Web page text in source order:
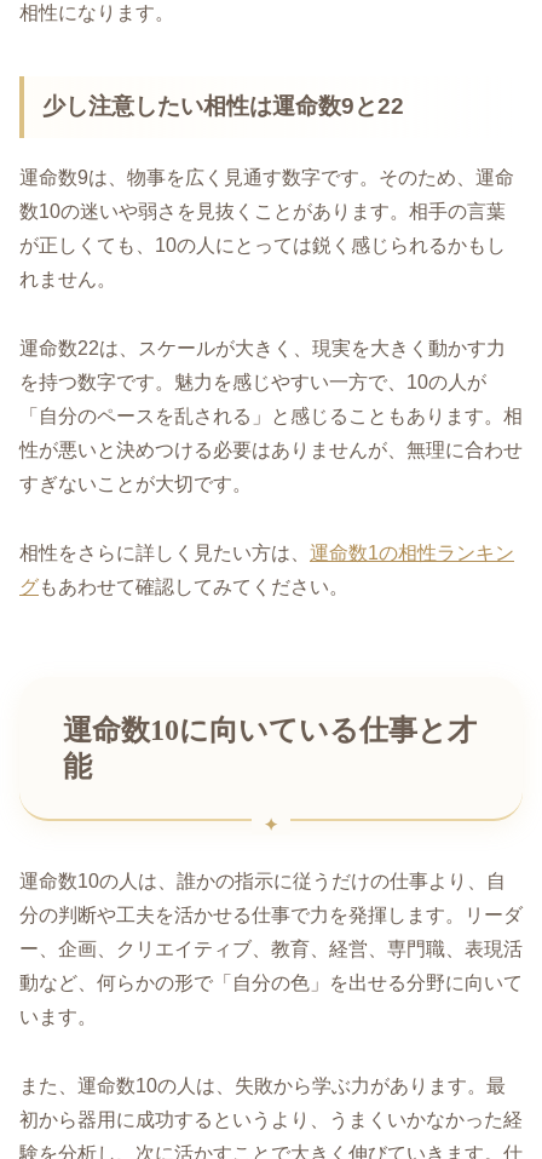
相性になります。
少し注意したい相性は運命数9と22
運命数9は、物事を広く見通す数字です。そのため、運命
数10の迷いや弱さを見抜くことがあります。相手の言葉
が正しくても、10の人にとっては鋭く感じられるかもし
れません。
運命数22は、スケールが大きく、現実を大きく動かす力
を持つ数字です。魅力を感じやすい一方で、10の人が
「自分のペースを乱される」と感じることもあります。相
性が悪いと決めつける必要はありませんが、無理に合わせ
すぎないことが大切です。
相性をさらに詳しく見たい方は、 運命数1の相性ランキン
グもあわせて確認してみてください。
運命数10に向いている仕事と才
能
運命数10の人は、誰かの指示に従うだけの仕事より、自
分の判断や工夫を活かせる仕事で力を発揮します。リーダ
ー、企画、クリエイティブ、教育、経営、専門職、表現活
動など、何らかの形で「自分の色」を出せる分野に向いて
います。
また、運命数10の人は、失敗から学ぶ力があります。最
初から器用に成功するというより、うまくいかなかった経
験を分析し、次に活かすことで大きく伸びていきます。仕